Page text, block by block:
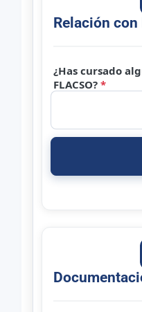
Relación con
¿Has cursado
FLACSO?*